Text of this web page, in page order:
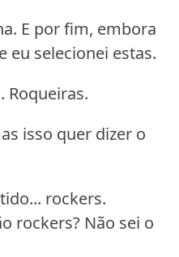
E por fim, embora
eu selecionei estas.
Roqueiras.
isso quer dizer o
rockers.
rockers? Não sei o